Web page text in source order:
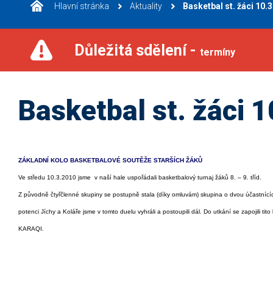
Hlavní stránka Aktuality Basketbal st. žáci
Důležitá sdělení - termíny
Basketbal st. žáci
ZÁKLADNÍ KOLO BASKETBALOVÉ SOUTĚŽE STARŠÍCH ŽÁKŮ
Ve středu 10.3.2010 jsme v naší hale uspořádali basketbalový turnaj žáků 8. – 9. tříd.
Z původně čtyřčlenné skupiny se postupně stala (díky omluvám) skupina o dvou
potenci Jíchy a Koláře jsme v tomto duelu vyhráli a postoupili dál. Do utkání se zapojili
KARAQI.